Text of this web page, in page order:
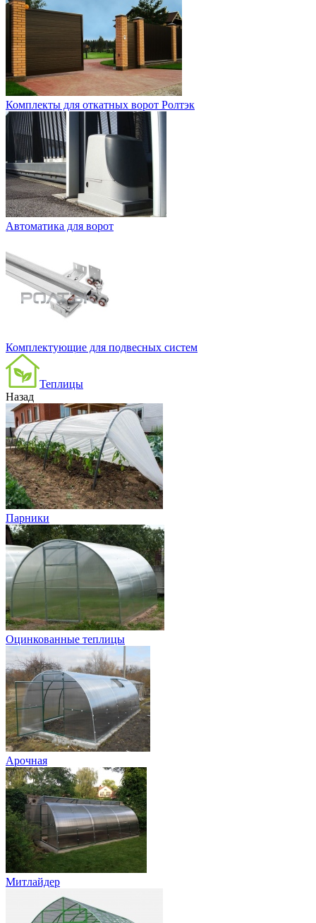
Комплекты для откатных ворот Ролтэк
Автоматика для ворот
Комплектующие для подвесных систем
Теплицы
Назад
Парники
Оцинкованные теплицы
Арочная
Митлайдер